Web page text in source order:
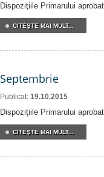
Dispoziţiile Primarului
CITEŞTE MAI MULT...
Septembrie
Publicat: 19.10.2015
Dispoziţiile Primarului
CITEŞTE MAI MULT...